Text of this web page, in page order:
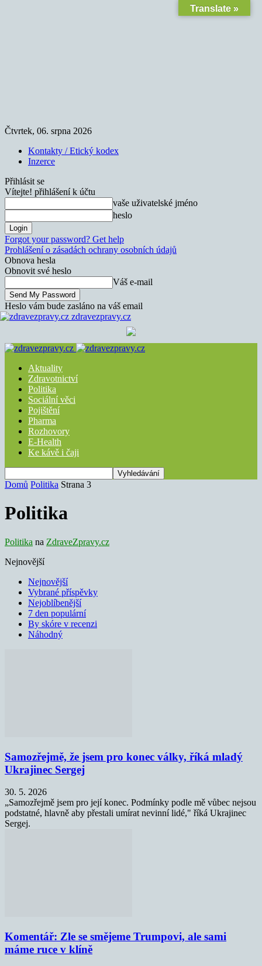
Čtvrtek, 06. srpna 2026
Kontakty / Etický kodex
Inzerce
Přihlásit se
Vítejte! přihlášení k účtu
vaše uživatelské jméno
heslo
Forgot your password? Get help
Prohlášení o zásadách ochrany osobních údajů
Obnova hesla
Obnovit své heslo
Váš e-mail
Heslo vám bude zasláno na váš email
zdravezpravy.cz
Aktuality
Zdravotnictví
Politika
Sociální věci
Pojištění
Pharma
Rozhovory
E-Health
Ke kávě i čaji
Domů Politika Strana 3
Politika
Politika na ZdraveZpravy.cz
Nejnovější
Nejnovější
Vybrané příspěvky
Nejoblíbenější
7 den populární
By skóre v recenzi
Náhodný
Samozřejmě, že jsem pro konec války, říká mladý
Ukrajinec Sergej
30. 5. 2026
„Samozřejmě jsem pro její konec. Podmínky podle mě vůbec nejsou
podstatné, hlavně aby přestali umírat nevinní lidé," říká Ukrajinec
Sergej.
Komentář: Zle se smějeme Trumpovi, ale sami
máme ruce v klíně
Translate »